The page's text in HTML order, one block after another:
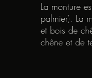
La monture
palmier). La
et bois de
chêne et de